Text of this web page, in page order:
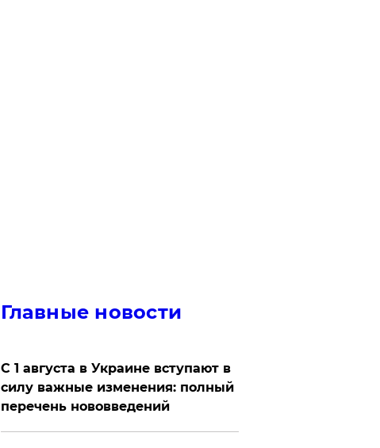
Главные новости
С 1 августа в Украине вступают в
силу важные изменения: полный
перечень нововведений